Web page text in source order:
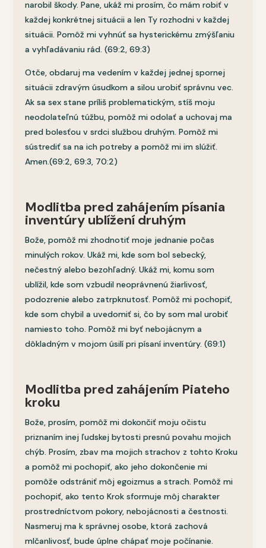
narobil škody. Pane, ukáž mi prosím, čo mám robiť v
každej konkrétnej situácii a len Ty rozhodni v každej
situácii. Pomôž mi vyhnúť sa hysterickému zmýšľaniu
a vyhľadávaniu rád. (69:2, 69:3)
Otče, obdaruj ma vedením v každej jednej spornej
situácii zdravým úsudkom a silou urobiť správnu vec.
Ak sa sex stane príliš problematickým, stíš moju
neodolateľnú túžbu, pomôž mi odolať a uchovaj ma
pred bolesťou v srdci službou druhým. Pomôž mi
sústrediť sa na ich potreby a pomôž mi im slúžiť.
Amen.(69:2, 69:3, 70:2)
Modlitba pred zahájením písania
inventúry ublížení druhým
Bože, pomôž mi zhodnotiť moje jednanie počas
minulých rokov. Ukáž mi, kde som bol sebecký,
nečestný alebo bezohľadný. Ukáž mi, komu som
ublížil, kde som vzbudil neoprávnenú žiarlivosť,
podozrenie alebo zatrpknutosť. Pomôž mi pochopiť,
kde som chybil a uvedomiť si, čo by som mal urobiť
namiesto toho. Pomôž mi byť nebojácnym a
dôkladným v mojom úsilí pri písaní inventúry. (69:1)
Modlitba pred zahájením Piateho
kroku
Bože, prosím, pomôž mi dokončiť moju očistu
priznaním inej ľudskej bytosti presnú povahu mojich
chýb. Prosím, zbav ma mojich strachov z tohto Kroku
a pomôž mi pochopiť, ako jeho dokončenie mi
pomôže odstrániť môj egoizmus a strach. Pomôž mi
pochopiť, ako tento Krok sformuje môj charakter
prostredníctvom pokory, nebojácnosti a čestnosti.
Nasmeruj ma k správnej osobe, ktorá zachová
mlčanlivosť, bude úplne chápať moje počínanie.